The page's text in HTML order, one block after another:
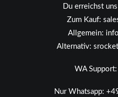
Du erreichst
Zum Kauf:
Allgemein:
Alternativ:
WA Support:
Nur Whatsapp: